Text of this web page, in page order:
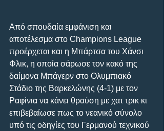
Από σπουδαία εμφάνιση και
αποτέλεσμα στο Champions League
προέρχεται και η Μπάρτσα του Χάνσι
Φλικ, η οποία σάρωσε τον κακό της
δαίμονα Μπάγερν στο Ολυμπιακό
Στάδιο της Βαρκελώνης (4-1) με τον
Ραφίνια να κάνει θραύση με χατ τρικ κι
επιβεβαίωσε πως το νεανικό σύνολο
υπό τις οδηγίες του Γερμανού τεχνικού